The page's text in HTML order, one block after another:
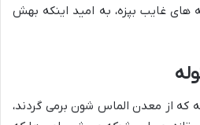
غایب بپزه، به امید اینکه بهش
از معدن الماس شون برمی گردند،